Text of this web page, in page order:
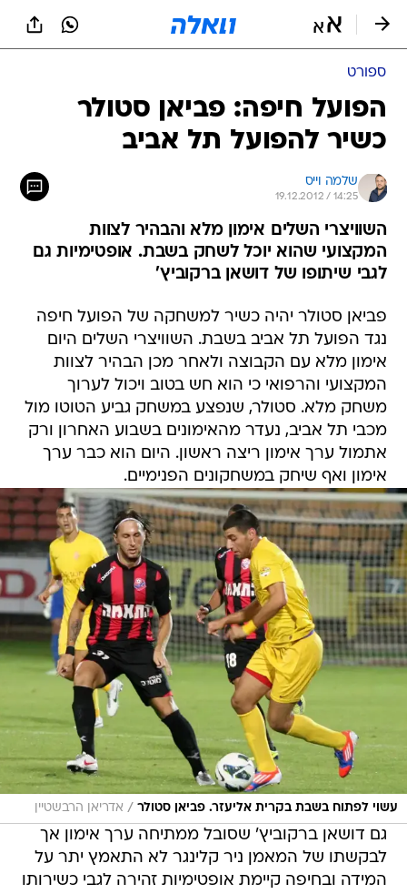
ספורט
הפועל חיפה: פביאן סטולר
כשיר להפועל תל אביב
שלמה וייס
19.12.2012 / 14:25
השוויצרי השלים אימון מלא והבהיר לצוות
המקצועי שהוא יוכל לשחק בשבת. אופטימיות גם
לגבי שיתופו של דושאן ברקוביץ'
פביאן סטולר יהיה כשיר למשחקה של הפועל חיפה
נגד הפועל תל אביב בשבת. השוויצרי השלים היום
אימון מלא עם הקבוצה ולאחר מכן הבהיר לצוות
המקצועי והרפואי כי הוא חש בטוב ויכול לערוך
משחק מלא. סטולר, שנפצע במשחק גביע הטוטו מול
מכבי תל אביב, נעדר מהאימונים בשבוע האחרון ורק
אתמול ערך אימון ריצה ראשון. היום הוא כבר ערך
אימון ואף שיחק במשחקונים הפנימיים.
עשוי לפתוח בשבת בקרית אליעזר. פביאן סטולר / אדריאן הרבשטיין
גם דושאן ברקוביץ' שסובל ממתיחה ערך אימון אך
לבקשתו של המאמן ניר קלינגר לא התאמץ יתר על
המידה ובחיפה קיימת אופטימיות זהירה לגבי כשירותו